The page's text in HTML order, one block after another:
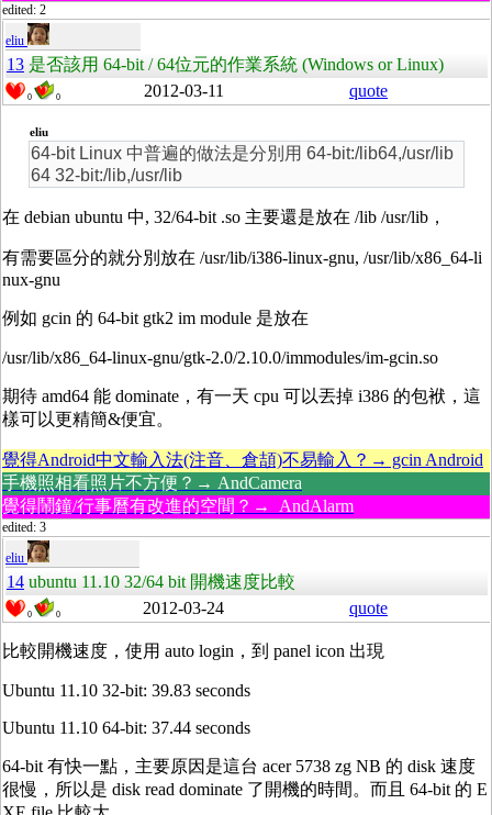
edited: 2
eliu
13 是否該用 64-bit / 64位元的作業系統 (Windows or Linux)
0 0 2012-03-11 quote
eliu
64-bit Linux 中普遍的做法是分別用 64-bit:/lib64,/usr/lib
64 32-bit:/lib,/usr/lib
在 debian ubuntu 中, 32/64-bit .so 主要還是放在 /lib /usr/lib，
有需要區分的就分別放在 /usr/lib/i386-linux-gnu, /usr/lib/x86_64-li
nux-gnu
例如 gcin 的 64-bit gtk2 im module 是放在
/usr/lib/x86_64-linux-gnu/gtk-2.0/2.10.0/immodules/im-gcin.so
期待 amd64 能 dominate，有一天 cpu 可以丟掉 i386 的包袱，這
樣可以更精簡&便宜。
覺得Android中文輸入法(注音、倉頡)不易輸入？→ gcin Android
手機照相看照片不方便？→ AndCamera
覺得鬧鐘/行事曆有改進的空間？→ AndAlarm
edited: 3
eliu
14 ubuntu 11.10 32/64 bit 開機速度比較
0 0 2012-03-24 quote
比較開機速度，使用 auto login，到 panel icon 出現
Ubuntu 11.10 32-bit: 39.83 seconds
Ubuntu 11.10 64-bit: 37.44 seconds
64-bit 有快一點，主要原因是這台 acer 5738 zg NB 的 disk 速度
很慢，所以是 disk read dominate 了開機的時間。而且 64-bit 的 E